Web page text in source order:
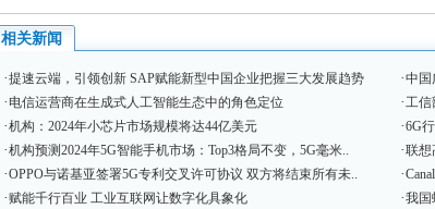
相关新闻
·提速云端，引领创新 SAP赋能新型中国企业把握三大发展趋势 ·中国
· 电信运营商在生成式人工智能生态中的角色定位 ·工信
·机构：2024年小芯片市场规模将达44亿美元 ·6G
·机构预测2024年5G智能手机市场：Top3格局不变，5G毫米.. ·联想
·OPPO与诺基亚签署5G专利交叉许可协议 双方将结束所有未.. ·
·赋能千行百业 工业互联网让数字化具象化 ·我国